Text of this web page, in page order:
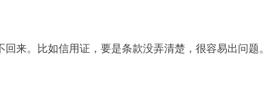
来。比如信用证，要是条款没弄清楚，很容易出问题。